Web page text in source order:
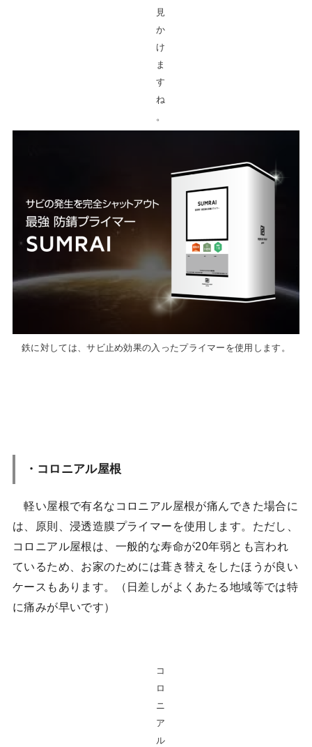
見
か
け
ま
す
ね
。
鉄に対しては、サビ止め効果の入ったプライマーを使用します。
・コロニアル屋根
軽い屋根で有名なコロニアル屋根が痛んできた場合に
は、原則、浸透造膜プライマーを使用します。ただし、
コロニアル屋根は、一般的な寿命が20年弱とも言われ
ているため、お家のためには葺き替えをしたほうが良い
ケースもあります。（日差しがよくあたる地域等では特
に痛みが早いです）
コ
ロ
ニ
ア
ル